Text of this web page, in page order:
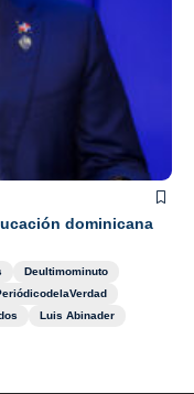
dominicana
Deultimominuto
Luis Abinader